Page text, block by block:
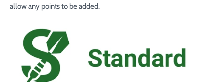
allow any points to be added.